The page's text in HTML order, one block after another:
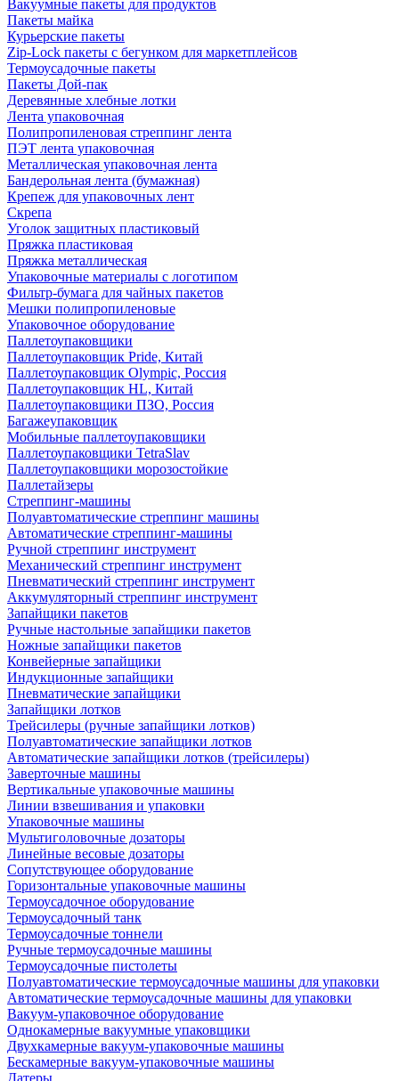
Вакуумные пакеты для продуктов
Пакеты майка
Курьерские пакеты
Zip-Lock пакеты с бегунком для маркетплейсов
Термоусадочные пакеты
Пакеты Дой-пак
Деревянные хлебные лотки
Лента упаковочная
Полипропиленовая стреппинг лента
ПЭТ лента упаковочная
Металлическая упаковочная лента
Бандерольная лента (бумажная)
Крепеж для упаковочных лент
Скрепа
Уголок защитных пластиковый
Пряжка пластиковая
Пряжка металлическая
Упаковочные материалы с логотипом
Фильтр-бумага для чайных пакетов
Мешки полипропиленовые
Упаковочное оборудование
Паллетоупаковщики
Паллетоупаковщик Pride, Китай
Паллетоупаковщик Olympic, Россия
Паллетоупаковщик HL, Китай
Паллетоупаковщики ПЗО, Россия
Багажеупаковщик
Мобильные паллетоупаковщики
Паллетоупаковщики TetraSlav
Паллетоупаковщики морозостойкие
Паллетайзеры
Стреппинг-машины
Полуавтоматические стреппинг машины
Автоматические стреппинг-машины
Ручной стреппинг инструмент
Механический стреппинг инструмент
Пневматический стреппинг инструмент
Аккумуляторный стреппинг инструмент
Запайщики пакетов
Ручные настольные запайщики пакетов
Ножные запайщики пакетов
Конвейерные запайщики
Индукционные запайщики
Пневматические запайщики
Запайщики лотков
Трейсилеры (ручные запайщики лотков)
Полуавтоматические запайщики лотков
Автоматические запайщики лотков (трейсилеры)
Заверточные машины
Вертикальные упаковочные машины
Линии взвешивания и упаковки
Упаковочные машины
Мультиголовочные дозаторы
Линейные весовые дозаторы
Сопутствующее оборудование
Горизонтальные упаковочные машины
Термоусадочное оборудование
Термоусадочный танк
Термоусадочные тоннели
Ручные термоусадочные машины
Термоусадочные пистолеты
Полуавтоматические термоусадочные машины для упаковки
Автоматические термоусадочные машины для упаковки
Вакуум-упаковочное оборудование
Однокамерные вакуумные упаковщики
Двухкамерные вакуум-упаковочные машины
Бескамерные вакуум-упаковочные машины
Датеры